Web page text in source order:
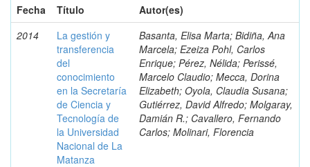
Fecha
Título
Autor(es)
2014
La gestión y
transferencia
del
conocimiento
en la Secretaría
de Ciencia y
Tecnología de
la Universidad
Nacional de La
Matanza
Basanta, Elisa Marta; Bidiña, Ana
Marcela; Ezeiza Pohl, Carlos
Enrique; Pérez, Nélida; Perissé,
Marcelo Claudio; Mecca, Dorina
Elizabeth; Oyola, Claudia Susana;
Gutiérrez, David Alfredo; Molgaray,
Damián R.; Cavallero, Fernando
Carlos; Molinari, Florencia